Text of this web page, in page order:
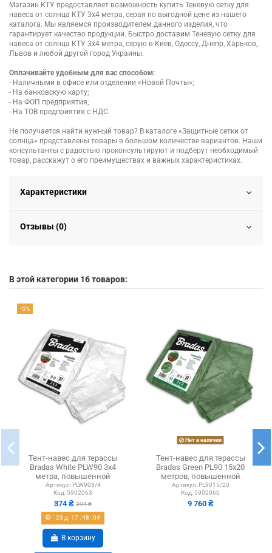
Магазин КТУ предоставляет возможность купить Теневую сетку для
навеса от солнца КТУ 3х4 метра, серая по выгодной цене из нашего
каталога. Мы являемся производителем данного изделия, что
гарантирует качество продукции. Быстро доставим Теневую сетку для
навеса от солнца КТУ 3х4 метра, серую в Киев, Одессу, Днепр, Харьков,
Львов и любой другой город Украины.
Оплачивайте удобным для вас способом:
- Наличными в офисе или отделении «Новой Почты»;
- На банковскую карту;
- На ФОП предприятия;
- На ТОВ предприятия с НДС.
Не получается найти нужный товар? В каталоге «Защитные сетки от
солнца» представлены товары в большом количестве вариантов. Наши
консультанты с радостью проконсультируют и подберут необходимый
товар, расскажут о его преимуществах и важных характеристиках.
Характеристики
Отзывы (0)
В этой категории 16 товаров:
-5%
Тент-навес для терассы
Bradas White PLW90 3х4
метра, повышенной
плотности,...
Артикул: PLW903/4
Код: 5902063
374 ₴ 394 ₴
23 д. 17:48 :04
В корзину
Нет в наличии
Тент-навес для терассы
Bradas Green PL90 15х20
метров, повышенной
плотности,...
Артикул: PL9015/20
Код: 5902060
9 760 ₴